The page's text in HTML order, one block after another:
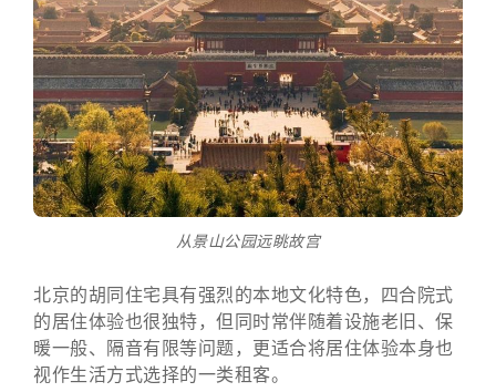
从景山公园远眺故宫
北京的胡同住宅具有强烈的本地文化特色，四合院式
的居住体验也很独特，但同时常伴随着设施老旧、保
暖一般、隔音有限等问题，更适合将居住体验本身也
视作生活方式选择的一类租客。